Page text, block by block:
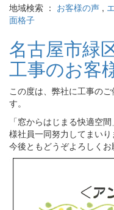
地域検索 ： お客様の声 ,
面格子
名古屋市緑
工事のお客
この度は、弊社に工事の
す。
「窓からはじまる快適空
様社員一同努力してまいり
今後ともどうぞよろしくお